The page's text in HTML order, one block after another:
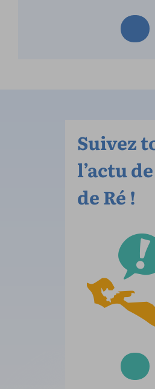
Suivez
l’actu
de Ré !